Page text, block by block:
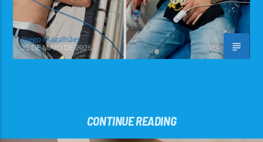
Diego Magalhães
25 DE MAIO DE 2026
CONTINUE READING